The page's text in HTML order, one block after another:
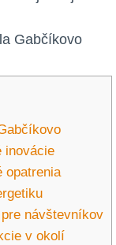
inovácie
opatrenia
návštevníkov
v okolí